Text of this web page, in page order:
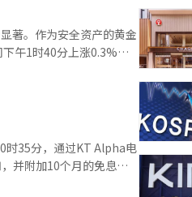
公司董事长张仁华、LS集
代表崔秀妍、现代汽车
瓦罗和智利生产商业联
CMPC和阿劳科等企业的
基于互补的产业结构创造
富的智利与高端制造业
青瓦台首席发言人姜裕正
领域讨论了具体的合作方
德尔科分别出资66%和
工，处理科德尔科铜冶
著。作为安全资产的黄金
业交易
胀压力。 市场反映
支付利息或股息的资
时35分，通过KT Alpha电
并附加10个月的免息分
此次节目将展示从普通